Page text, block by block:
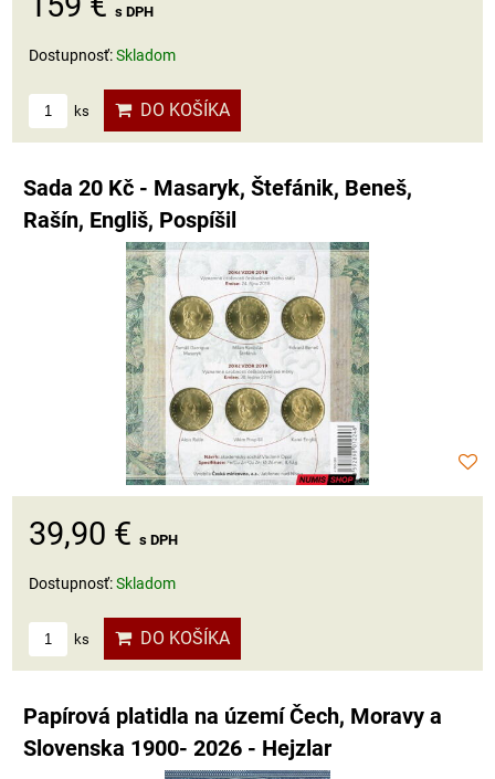
s DPH
Dostupnosť:Skladom
ks DO KOŠÍKA
Sada 20 Kč - Masaryk, Štefánik, Beneš,
Rašín, Engliš, Pospíšil
39,90 € s DPH
Dostupnosť:Skladom
ks DO KOŠÍKA
Papírová platidla na území Čech, Moravy a
Slovenska 1900- 2026 - Hejzlar